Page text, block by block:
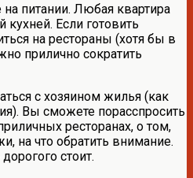
питании. Любая квартира
Если готовить
на рестораны (хотя бы в
прилично сократить
с хозяином жилья (как
Вы сможете порасспросить
ресторанах, о том,
на что обратить внимание.
стоит.